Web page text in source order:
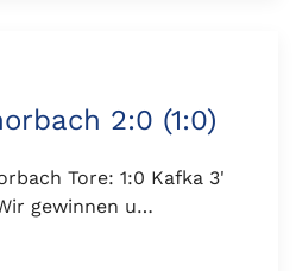
2:0 (1:0)
Tore: 1:0 Kafka 3'
gewinnen u…